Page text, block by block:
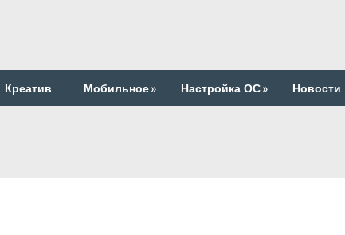
Креатив Мобильное» Настройка ОС» Новости